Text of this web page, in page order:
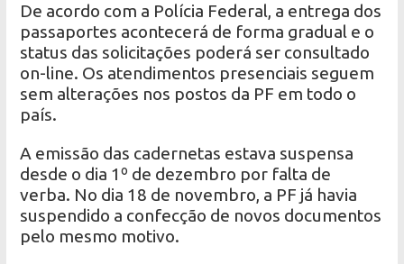
De acordo com a Polícia Federal, a entrega dos
passaportes acontecerá de forma gradual e o
status das solicitações poderá ser consultado
on-line. Os atendimentos presenciais seguem
sem alterações nos postos da PF em todo o
país.
A emissão das cadernetas estava suspensa
desde o dia 1º de dezembro por falta de
verba. No dia 18 de novembro, a PF já havia
suspendido a confecção de novos documentos
pelo mesmo motivo.